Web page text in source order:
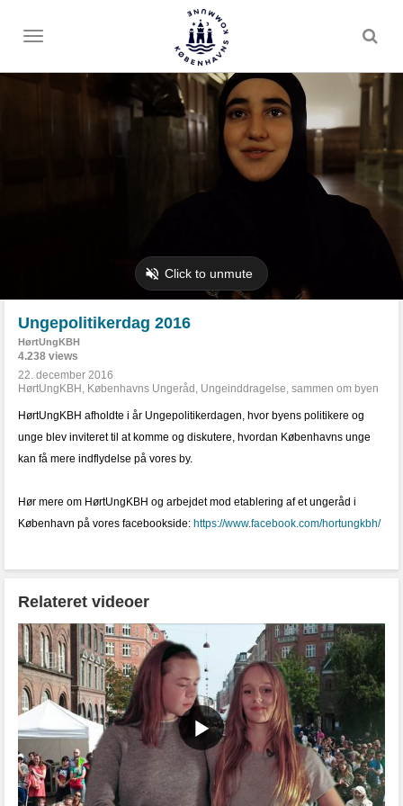
Toggle
Ungepolitikerdag 2016
HørtUngKBH
4.238 views
22. december 2016
HørtUngKBH , Københavns Ungeråd , Ungeinddragelse, sammen om byen
HørtUngKBH afholdte i år Ungepolitikerdagen, hvor byens politikere og
unge blev inviteret til at komme og diskutere, hvordan Københavns unge
kan få mere indflydelse på vores by.
Hør mere om HørtUngKBH og arbejdet mod etablering af et ungeråd i
København på vores facebookside: https://www.facebook.com/hortungkbh/
Relateret videoer